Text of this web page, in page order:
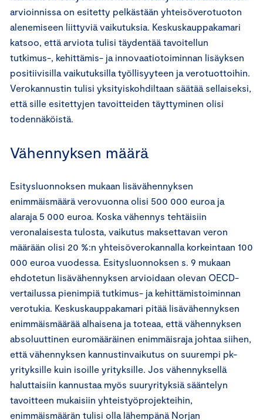
arvioinnissa on esitetty pelkästään yhteisöverotuoton
alenemiseen liittyviä vaikutuksia. Keskuskauppakamari
katsoo, että arviota tulisi täydentää tavoitellun
tutkimus-, kehittämis- ja innovaatiotoiminnan lisäyksen
positiivisilla vaikutuksilla työllisyyteen ja verotuottoihin.
Verokannustin tulisi yksityiskohdiltaan säätää sellaiseksi,
että sille esitettyjen tavoitteiden täyttyminen olisi
todennäköistä.
Vähennyksen määrä
Esitysluonnoksen mukaan lisävähennyksen
enimmäismäärä verovuonna olisi 500 000 euroa ja
alaraja 5 000 euroa. Koska vähennys tehtäisiin
veronalaisesta tulosta, vaikutus maksettavan veron
määrään olisi 20 %:n yhteisöverokannalla korkeintaan 100
000 euroa vuodessa. Esitysluonnoksen s. 9 mukaan
ehdotetun lisävähennyksen arvioidaan olevan OECD-
vertailussa pienimpiä tutkimus- ja kehittämistoiminnan
verotukia. Keskuskauppakamari pitää lisävähennyksen
enimmäismäärää alhaisena ja toteaa, että vähennyksen
absoluuttinen euromääräinen enimmäisraja johtaa siihen,
että vähennyksen kannustinvaikutus on suurempi pk-
yrityksille kuin isoille yrityksille. Jos vähennyksellä
haluttaisiin kannustaa myös suuryrityksiä sääntelyn
tavoitteen mukaisiin yhteistyöprojekteihin,
enimmäismäärän tulisi olla lähempänä Norjan